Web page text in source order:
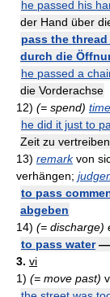
he passed his
der Hand über
pass the
durch die
he passed a
die Vorderachse
12) (= spend) time
he did it just to
Zeit zu vertreiben
13) remarkvon
verhängen;
to pass
abgeben
14) (= discharge)
to pass water—
3. vi
1) (= move past)